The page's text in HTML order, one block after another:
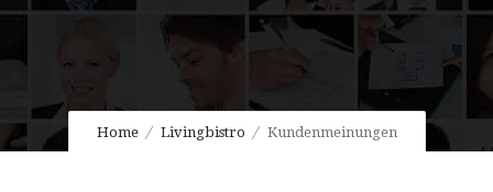
Home Livingbistro Kundenmeinungen